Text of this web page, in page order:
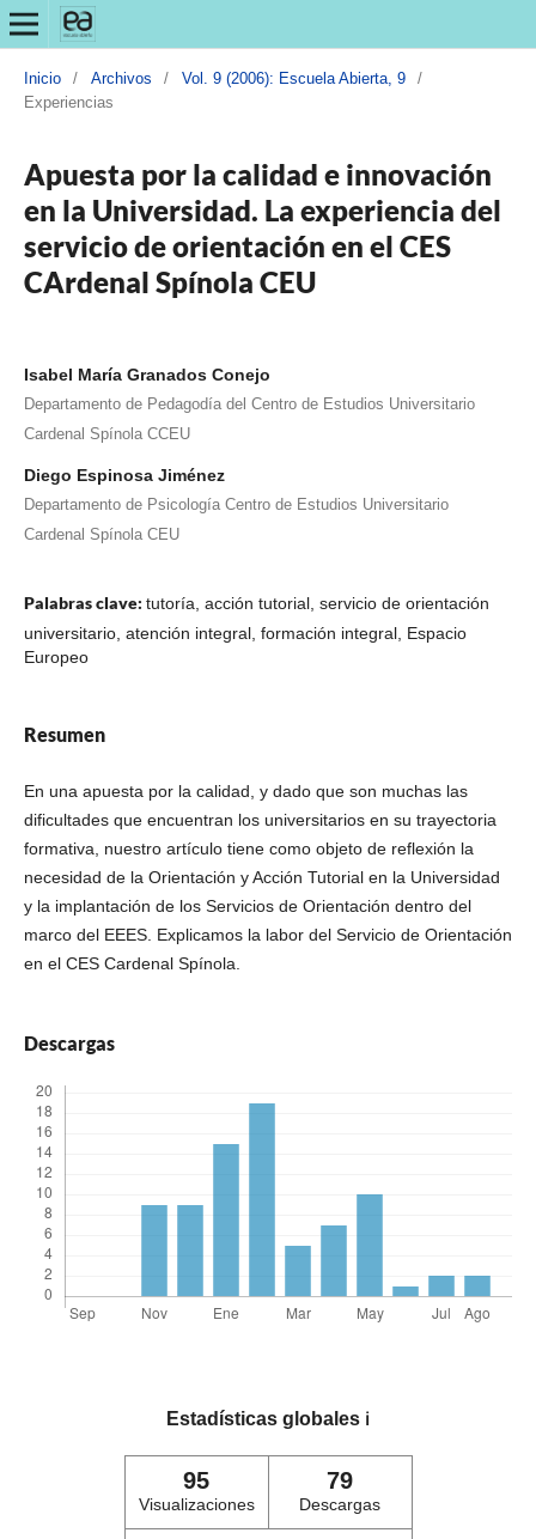
Inicio / Archivos / Vol. 9 (2006): Escuela Abierta, 9
/
Experiencias
Apuesta por la calidad e innovación
en la Universidad. La experiencia del
servicio de orientación en el CES
CArdenal Spínola CEU
Isabel María Granados Conejo
Departamento de Pedagodía del Centro de Estudios Universitario
Cardenal Spínola CCEU
Diego Espinosa Jiménez
Departamento de Psicología Centro de Estudios Universitario
Cardenal Spínola CEU
Palabras clave: tutoría, acción tutorial, servicio de orientación
universitario, atención integral, formación integral, Espacio
Europeo
Resumen
En una apuesta por la calidad, y dado que son muchas las
dificultades que encuentran los universitarios en su trayectoria
formativa, nuestro artículo tiene como objeto de reflexión la
necesidad de la Orientación y Acción Tutorial en la Universidad
y la implantación de los Servicios de Orientación dentro del
marco del EEES. Explicamos la labor del Servicio de Orientación
en el CES Cardenal Spínola.
Descargas
Estadísticas globales ℹ️
95
Visualizaciones
79
Descargas